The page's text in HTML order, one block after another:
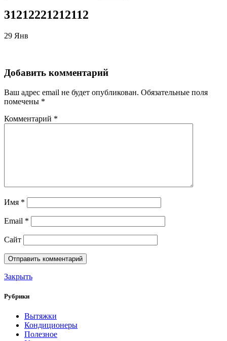
31212221212112
29 Янв
Добавить комментарий
Ваш адрес email не будет опубликован. Обязательные поля
помечены *
Комментарий *
Имя *
Email *
Сайт
Закрыть
Рубрики
Вытяжки
Кондиционеры
Полезное